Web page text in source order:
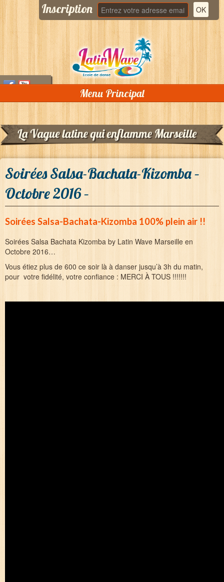
Inscription
Menu Principal
Accueil
Qui sommes nous ?
Cours
Stages
Soirées
DJ Lolo « Bachatero »
Galerie
Soirées Salsa-Bachata-Kizomba –
Octobre 2016 –
Soirées Salsa-Bachata-Kizomba 100% plein air !!
Soirées Salsa Bachata Kizomba by Latin Wave Marseille en
Octobre 2016…
Vous étiez plus de 600 ce soir là à danser jusqu’à 3h du matin,
pour votre fidélité, votre confiance : MERCI À TOUS !!!!!!!